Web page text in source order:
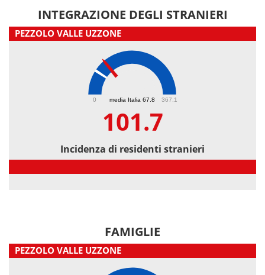
INTEGRAZIONE DEGLI STRANIERI
PEZZOLO VALLE UZZONE
media Italia 67.8
0 367.1
101.7
Incidenza di residenti stranieri
FAMIGLIE
PEZZOLO VALLE UZZONE